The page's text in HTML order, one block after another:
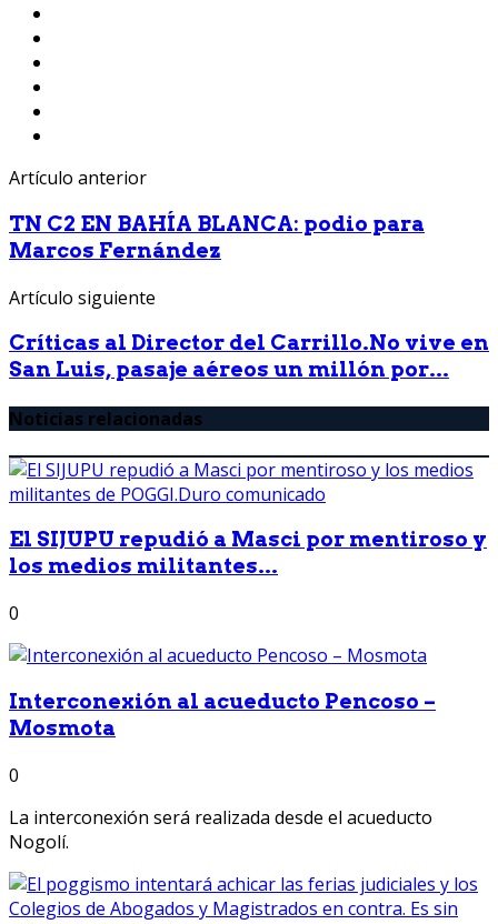
Artículo anterior
TN C2 EN BAHÍA BLANCA: podio para
Marcos Fernández
Artículo siguiente
Críticas al Director del Carrillo.No vive en
San Luis, pasaje aéreos un millón por...
Noticias relacionadas
El SIJUPU repudió a Masci por mentiroso y
los medios militantes...
0
Interconexión al acueducto Pencoso –
Mosmota
0
La interconexión será realizada desde el acueducto
Nogolí.